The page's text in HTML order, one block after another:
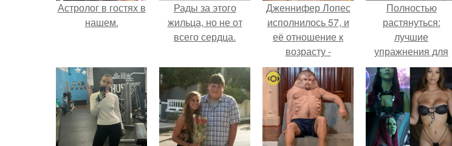
Астролог в гостях в
нашем.
Рады за этого
жильца, но не от
всего сердца.
Дженнифер Лопес
исполнилось 57, и
её отношение к
возрасту -
настоящий
манифест
уверенности: "не
говорите, что я
отлично выгляжу
для 57.
Полностью
растянуться:
лучшие
упражнения для
всего тела